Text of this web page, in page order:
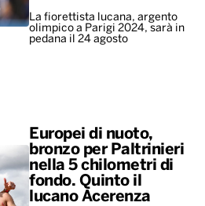
La fiorettista lucana, argento
olimpico a Parigi 2024, sarà in
pedana il 24 agosto
Europei di nuoto,
bronzo per Paltrinieri
nella 5 chilometri di
fondo. Quinto il
lucano Acerenza